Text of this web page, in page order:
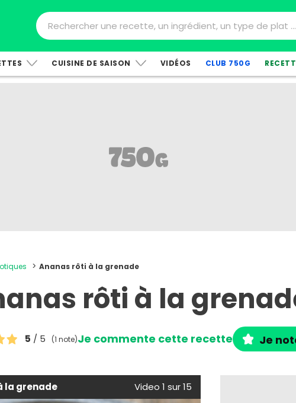
CUISINE DE SAISON VIDÉOS CLUB 750G
Ananas rôti à la grenade
rôti à la
5 / 5 (1 note)Je commente cette recette Je
la grenade Video 1 sur 15